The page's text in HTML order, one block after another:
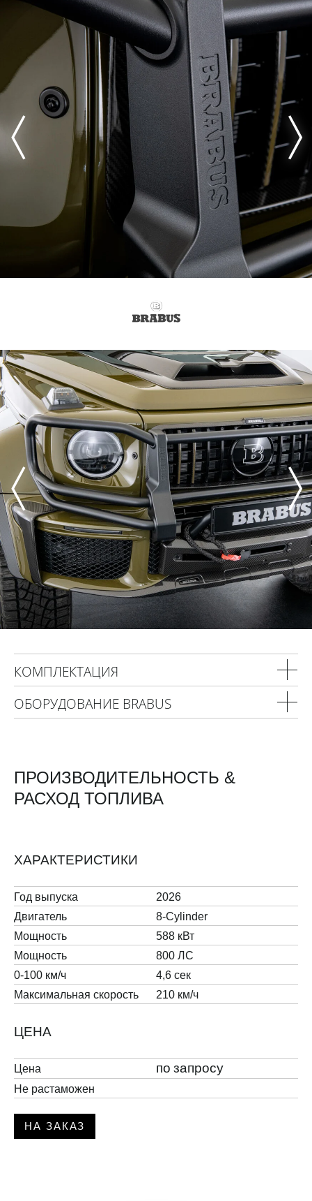
КОМПЛЕКТАЦИЯ
ОБОРУДОВАНИЕ BRABUS
ПРОИЗВОДИТЕЛЬНОСТЬ &
РАСХОД ТОПЛИВА
ХАРАКТЕРИСТИКИ
Год выпуска
2026
Двигатель
8-Cylinder
Мощность
588 кВт
Мощность
800 ЛС
0-100 км/ч
4,6 сек
Максимальная скорость
210 км/ч
ЦЕНА
Цена по запросу
Не растаможен
НА ЗАКАЗ